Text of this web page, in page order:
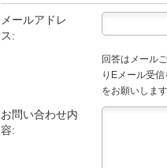
メールアドレ
ス:
回答はメール
りEメール受
をお願いします
お問い合わせ内
容: